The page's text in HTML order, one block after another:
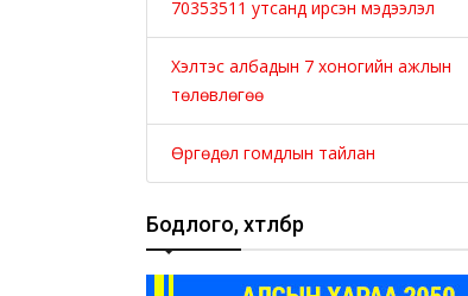
70353511 утсанд ирсэн мэдээлэл
Хэлтэс албадын 7 хоногийн ажлын
төлөвлөгөө
Өргөдөл гомдлын тайлан
Бодлого, хөтөлбөр